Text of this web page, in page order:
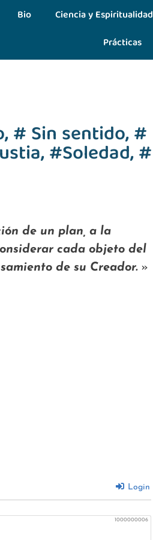
Bio Ciencia y Espiritualidad
Prácticas
# Sin sentido, #
#Soledad, #
de un plan, a la
cada objeto del
de su Creador.»
Login
1000000006